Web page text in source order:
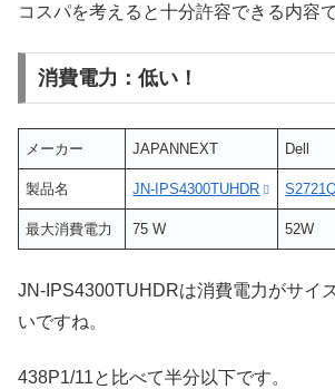
コスパを考えると十分許容できる内容
消費電力：低い！
メーカー JAPANNEXT Dell
製品名 JN-IPS4300TUHDR
最大消費電力 75 W 52W
JN-IPS4300TUHDRは消費電力がサイ
いですね。
438P1/11と比べて半分以下です。